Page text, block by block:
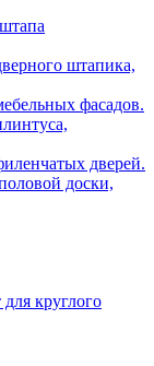
штапика,
фасадов.
дверей.
доски,
круглого